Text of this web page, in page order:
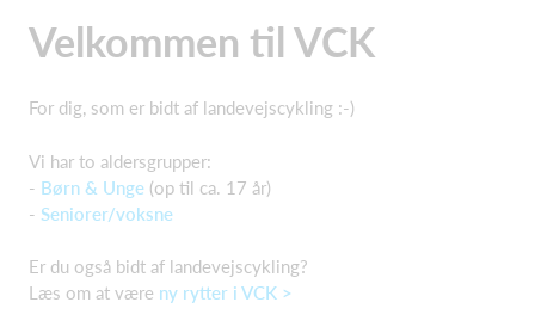
Velkommen til VCK
For dig, som er bidt af landevejscykling :-)
Vi har to aldersgrupper:
- Børn & Unge (op til ca. 17 år)
- Seniorer/voksne
Er du også bidt af landevejscykling?
Læs om at være ny rytter i VCK >